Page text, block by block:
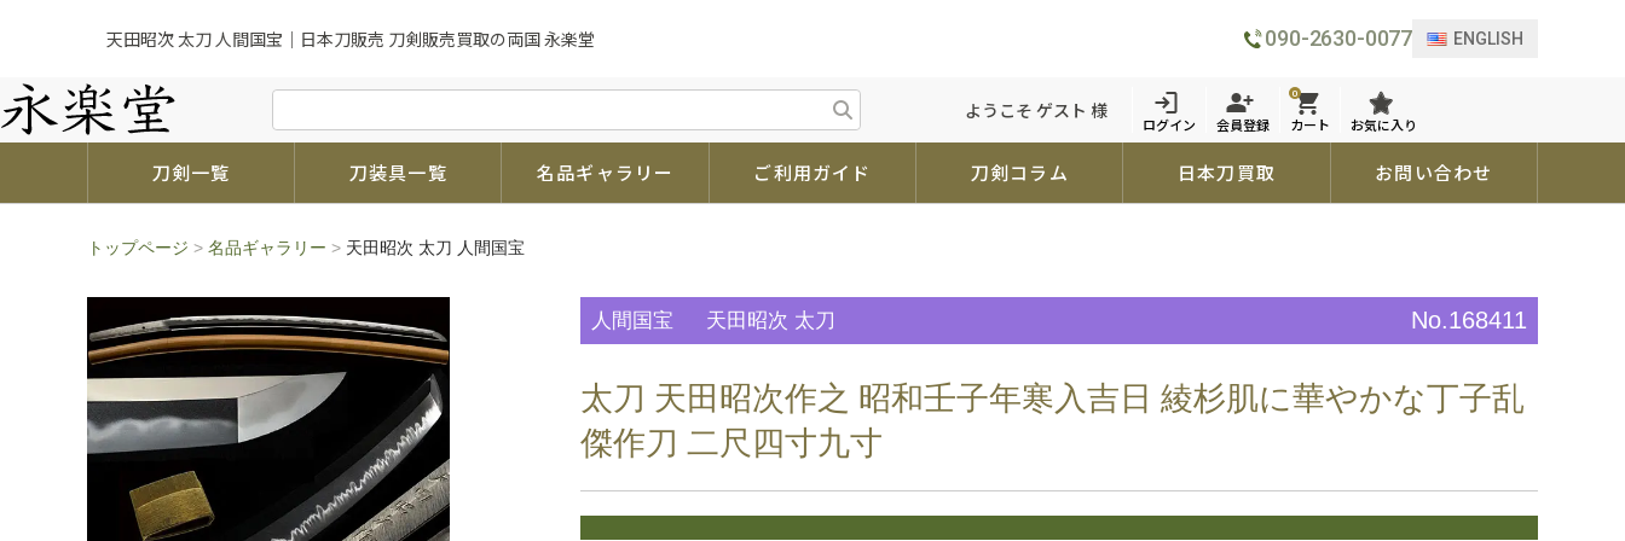
天田昭次 太刀 人間国宝｜日本刀販売 刀剣販売買取の両国 永楽堂 090-2630-0077 ENGLISH
ようこそ ゲスト 様
ログイン 会員登録
0
カート お気に入り
刀剣一覧 刀装具一覧 名品ギャラリー ご利用ガイド 刀剣コラム 日本刀買取 お問い合わせ
トップページ > 名品ギャラリー > 天田昭次 太刀 人間国宝
人間国宝 天田昭次 太刀 No.168411
太刀 天田昭次作之 昭和壬子年寒入吉日 綾杉肌に華やかな丁子乱
傑作刀 二尺四寸九寸